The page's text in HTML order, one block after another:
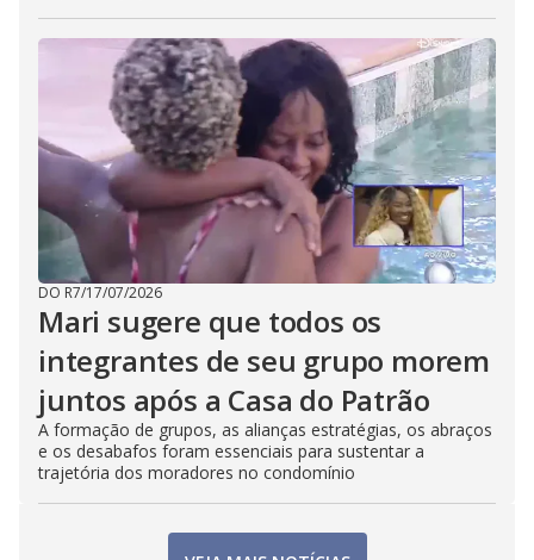
DO R7/17/07/2026
Mari sugere que todos os
integrantes de seu grupo morem
juntos após a Casa do Patrão
A formação de grupos, as alianças estratégias, os abraços
e os desabafos foram essenciais para sustentar a
trajetória dos moradores no condomínio